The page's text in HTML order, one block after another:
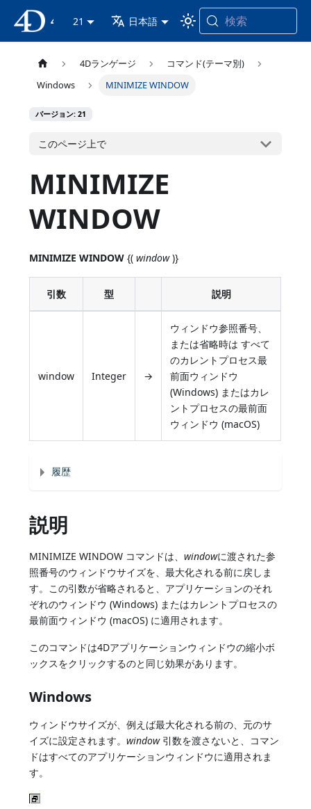
21 日本語 検索
4Dランゲージ
コマンド(テーマ別)
Windows
MINIMIZE WINDOW
バージョン: 21
このページ上で
MINIMIZE
WINDOW
MINIMIZE WINDOW {(window)}
引数 型 説明
window Integer →
ウィンドウ参照番号、
または省略時は すべて
のカレントプロセス最
前面ウィンドウ
(Windows) またはカレ
ントプロセスの最前面
ウィンドウ (macOS)
履歴
説明
MINIMIZE WINDOW コマンドは、windowに渡された参
照番号のウィンドウサイズを、最大化される前に戻しま
す。この引数が省略されると、アプリケーションのそれ
ぞれのウィンドウ (Windows) またはカレントプロセスの
最前面ウィンドウ (macOS) に適用されます。
このコマンドは4Dアプリケーションウィンドウの縮小ボ
ックスをクリックするのと同じ効果があります。
Windows
ウィンドウサイズが、例えば最大化される前の、元のサ
イズに設定されます。window引数を渡さないと、コマン
ドはすべてのアプリケーションウィンドウに適用されま
す。